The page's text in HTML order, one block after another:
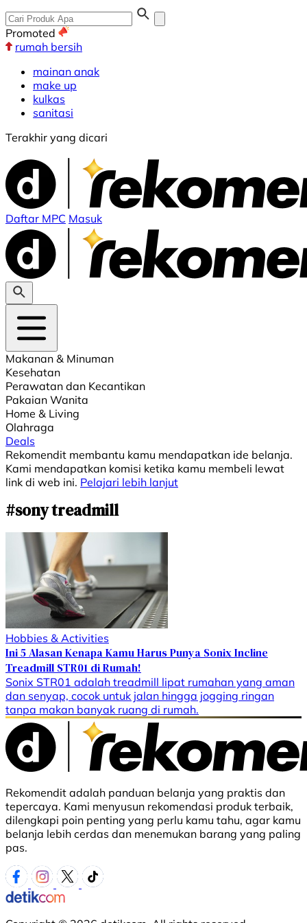
Promoted
rumah bersih
mainan anak
make up
kulkas
sanitasi
Terakhir yang dicari
Daftar MPC Masuk
Makanan & Minuman
Kesehatan
Perawatan dan Kecantikan
Pakaian Wanita
Home & Living
Olahraga
Deals
Rekomendit membantu kamu mendapatkan ide belanja.
Kami mendapatkan komisi ketika kamu membeli lewat
link di web ini. Pelajari lebih lanjut
#sony treadmill
Hobbies & Activities
Ini 5 Alasan Kenapa Kamu Harus Punya Sonix Incline
Treadmill STR01 di Rumah!
Sonix STR01 adalah treadmill lipat rumahan yang aman
dan senyap, cocok untuk jalan hingga jogging ringan
tanpa makan banyak ruang di rumah.
Rekomendit adalah panduan belanja yang praktis dan
tepercaya. Kami menyusun rekomendasi produk terbaik,
dilengkapi poin penting yang perlu kamu tahu, agar kamu
belanja lebih cerdas dan menemukan barang yang paling
pas.